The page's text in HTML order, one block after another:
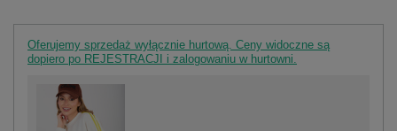
Oferujemy sprzedaż wyłącznie hurtową. Ceny widoczne są
dopiero po REJESTRACJI i zalogowaniu w hurtowni.